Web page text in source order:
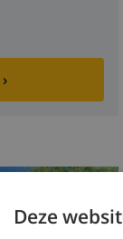
›
Deze